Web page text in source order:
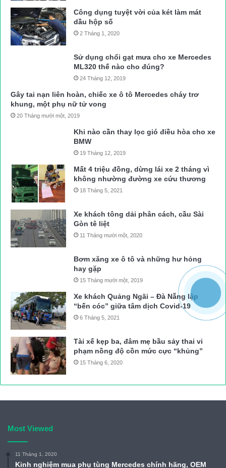
Công dụng tuyệt vời của két làm mát
dầu hộp số
2 Tháng 1, 2020
Sử dụng chổi gạt mưa cho xe Mercedes
ML320 thế nào cho đúng?
24 Tháng 12, 2019
Gây tai nạn liên hoàn, chiếc xe ô tô Mercedes cháy trơ
khung, một phụ nữ tử vong
20 Tháng mười một, 2019
Khi nào cần thay lọc gió điều hòa cho xe
BMW
19 Tháng 12, 2019
Mất 4 triệu đồng, dừng lái xe 2 tháng vì
không nhường đường xe cứu thương
18 Tháng 5, 2021
Xe khách tông dải phân cách, cầu Sài
Gòn tê liệt
11 Tháng mười một, 2020
Bơm xăng xe ô tô và những hư hỏng
hay gặp
15 Tháng mười một, 2019
Xe khách Quảng Ngãi – Đà Nẵng lập
“bến cóc” giữa tâm dịch Covid-19
6 Tháng 5, 2021
Tài xế kẹp ba, đâm mẹ bầu sảy thai vi
phạm nồng độ cồn mức cực “khủng”
15 Tháng 6, 2020
Most Viewed
11 Tháng 1, 2020
Kinh nghiệm mua phụ tùng Mercedes chính hãng, OEM